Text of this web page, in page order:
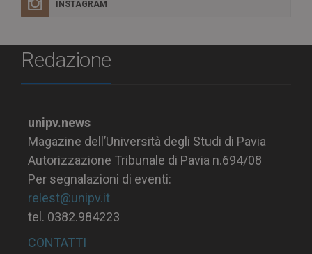
INSTAGRAM
Redazione
unipv.news
Magazine dell’Università degli Studi di Pavia
Autorizzazione Tribunale di Pavia n.694/08
Per segnalazioni di eventi:
relest@unipv.it
tel. 0382.984223
CONTATTI